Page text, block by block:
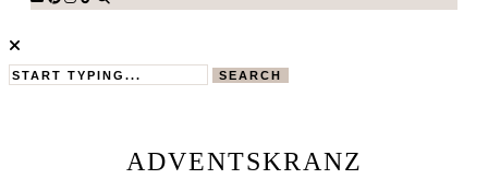
SEARCH
ADVENTSKRANZ